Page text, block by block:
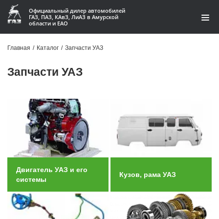
Официальный дилер автомобилей
ГАЗ, ПАЗ, КАвЗ, ЛиАЗ в Амурской
области и ЕАО
Контакты
Доставка
Гарантии
Статьи
Автомобили
Главная / Каталог / Запчасти УАЗ
Запчасти УАЗ
Двигатель УАЗ и его
системы
Кузов, рама УАЗ